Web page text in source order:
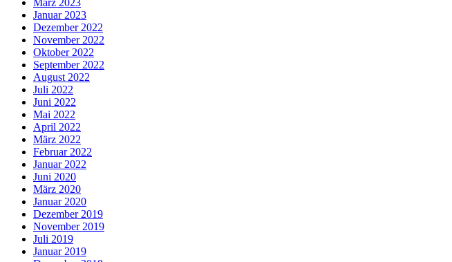
März 2023
Januar 2023
Dezember 2022
November 2022
Oktober 2022
September 2022
August 2022
Juli 2022
Juni 2022
Mai 2022
April 2022
März 2022
Februar 2022
Januar 2022
Juni 2020
März 2020
Januar 2020
Dezember 2019
November 2019
Juli 2019
Januar 2019